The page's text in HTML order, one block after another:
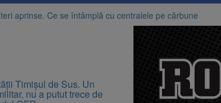
aprinse. Ce se întâmplă cu centralele pe cărbune
PSD și AUR. Proiectul merge la promulgare
Festival. Ediția a 14-a are loc între 14 și 16 august
miliarde de euro din veniturile activelor rusești înghețate
Festivalului „Ecoul Pietrei Craiului”, pe 2 octombrie
Timișul de Sus. Un
nu a putut trece de